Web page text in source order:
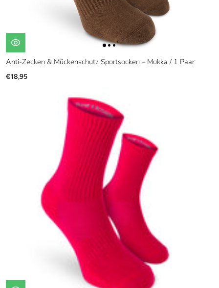
Anti-Zecken & Mückenschutz Sportsocken – Mokka / 1 Paar
€18,95